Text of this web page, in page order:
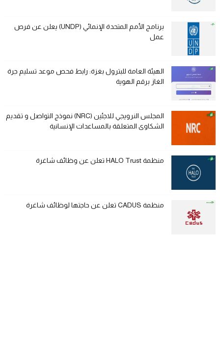
برنامج الأمم المتحدة الإنمائي (UNDP) يعلن عن فرص
عمل
الهيئة العامة للبترول بغزة: رابط فحص موعد تسليم جرة
الغاز برقم الهوية
المجلس النرويجي للاجئين (NRC) نموذج التواصل و تقديم
الشكاوى المتعلقة بالمساعدات الإنسانية
منظمة HALO Trust تعلن عن وظائف شاغرة
منظمة CADUS تعلن عن حاجتها لوظائف شاغرة